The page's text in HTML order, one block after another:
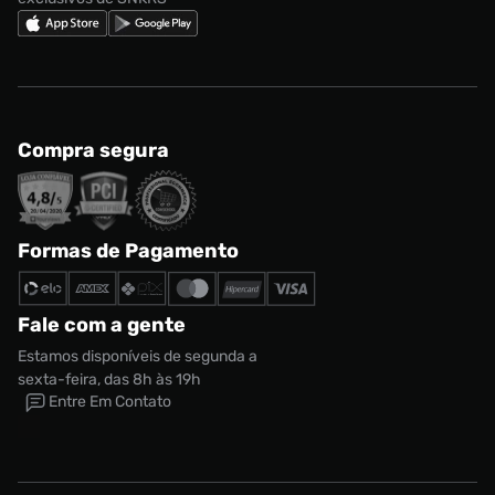
Compra segura
Formas de Pagamento
Fale com a gente
Estamos disponíveis de segunda a
sexta-feira, das 8h às 19h
Entre Em Contato